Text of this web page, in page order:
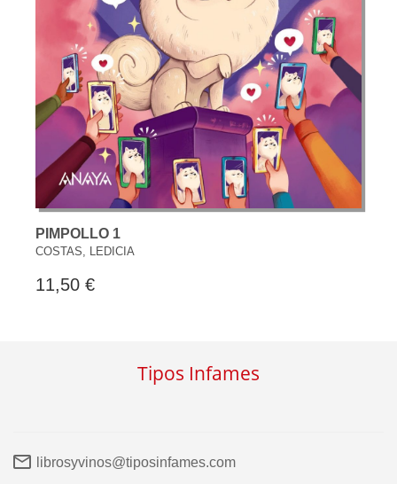
PIMPOLLO 1
COSTAS, LEDICIA
11,50 €
Tipos Infames
librosyvinos@tiposinfames.com